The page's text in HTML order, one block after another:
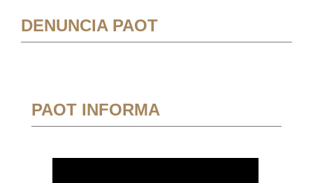
DENUNCIA PAOT
PAOT INFORMA